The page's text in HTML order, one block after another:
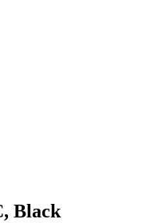
Black